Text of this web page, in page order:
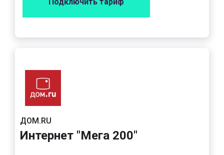
ДОМ.RU
Интернет "Мега 200"